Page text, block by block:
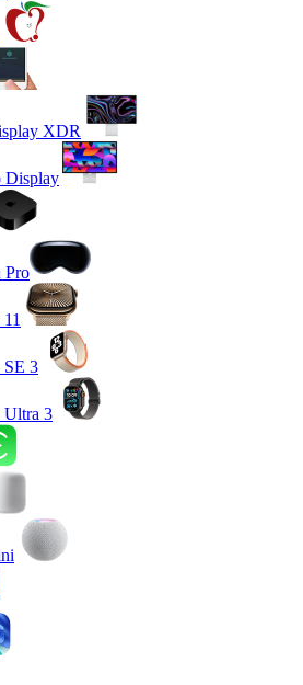
XDR
Display
Pro
SE 3
Ultra 3